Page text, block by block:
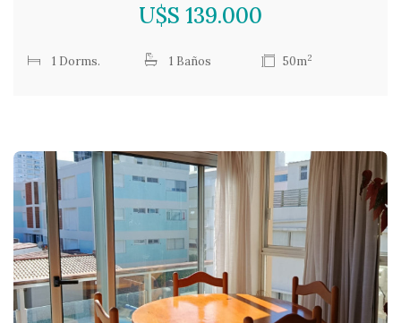
U$S 139.000
1 Dorms. 1 Baños 50m2